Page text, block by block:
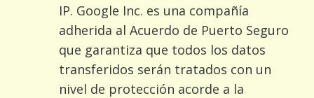
IP. Google Inc. es una compañía
adherida al Acuerdo de Puerto Seguro
que garantiza que todos los datos
transferidos serán tratados con un
nivel de protección acorde a la